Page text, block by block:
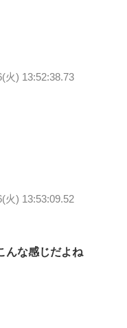
火) 13:52:38.73
火) 13:53:09.52
んな感じだよね